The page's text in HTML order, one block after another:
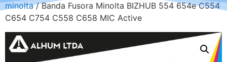
minolta/ Banda Fusora Minolta BIZHUB 554 654e C554
C654 C754 C558 C658 MIC Active